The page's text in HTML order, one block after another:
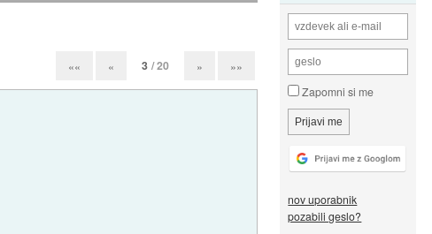
Zapomni si me
nov uporabnik
pozabili geslo?
«« « 3 / 20 » »»